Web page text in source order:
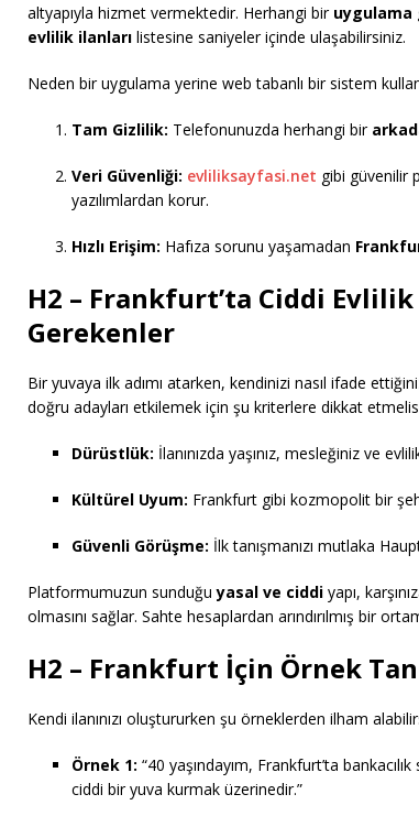
altyapıyla hizmet vermektedir. Herhangi bir
evlilik ilanları listesine saniyeler içinde ulaşabilirsiniz.
Neden bir uygulama yerine web tabanlı bir sistem
Tam Gizlilik: Telefonunuzda herhangi bir
Veri Güvenliği: evliliksayfasi.net gibi güvenilir
yazılımlardan korur.
Hızlı Erişim: Hafıza sorunu yaşamadan
H2 – Frankfurt’ta Ciddi
Gerekenler
Bir yuvaya ilk adımı atarken, kendinizi nasıl ifade
doğru adayları etkilemek için şu kriterlere dikkat
Dürüstlük: İlanınızda yaşınız, mesleğiniz ve
Kültürel Uyum: Frankfurt gibi kozmopolit bir
Güvenli Görüşme: İlk tanışmanızı mutlaka
Platformumuzun sunduğuyasal ve ciddi yapı,
olmasını sağlar. Sahte hesaplardan arındırılmış bir
H2 – Frankfurt İçin Örnek
Kendi ilanınızı oluştururken şu örneklerden ilham
Örnek 1: “40 yaşındayım, Frankfurt’ta
ciddi bir yuva kurmak üzerinedir.”